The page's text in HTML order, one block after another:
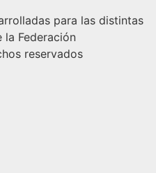
para las distintas
Federación
reservados